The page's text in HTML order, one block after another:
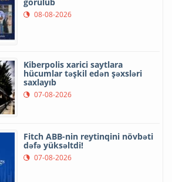
08-08-2026
Kiberpolis xarici saytlara
hücumlar təşkil edən şəxsləri
saxlayıb
07-08-2026
Fitch ABB-nin reytinqini növbəti
dəfə yüksəltdi!
07-08-2026